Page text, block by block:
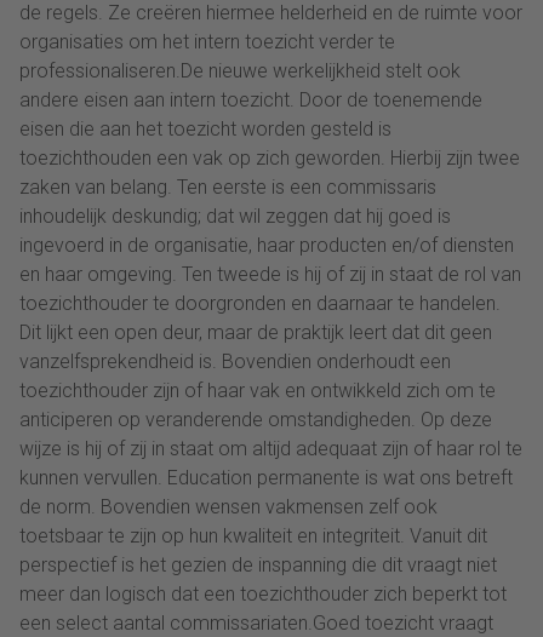
de regels. Ze creëren hiermee helderheid en de ruimte voor
organisaties om het intern toezicht verder te
professionaliseren.De nieuwe werkelijkheid stelt ook
andere eisen aan intern toezicht. Door de toenemende
eisen die aan het toezicht worden gesteld is
toezichthouden een vak op zich geworden. Hierbij zijn twee
zaken van belang. Ten eerste is een commissaris
inhoudelijk deskundig; dat wil zeggen dat hij goed is
ingevoerd in de organisatie, haar producten en/of diensten
en haar omgeving. Ten tweede is hij of zij in staat de rol van
toezichthouder te doorgronden en daarnaar te handelen.
Dit lijkt een open deur, maar de praktijk leert dat dit geen
vanzelfsprekendheid is. Bovendien onderhoudt een
toezichthouder zijn of haar vak en ontwikkeld zich om te
anticiperen op veranderende omstandigheden. Op deze
wijze is hij of zij in staat om altijd adequaat zijn of haar rol te
kunnen vervullen. Education permanente is wat ons betreft
de norm. Bovendien wensen vakmensen zelf ook
toetsbaar te zijn op hun kwaliteit en integriteit. Vanuit dit
perspectief is het gezien de inspanning die dit vraagt niet
meer dan logisch dat een toezichthouder zich beperkt tot
een select aantal commissariaten.Goed toezicht vraagt